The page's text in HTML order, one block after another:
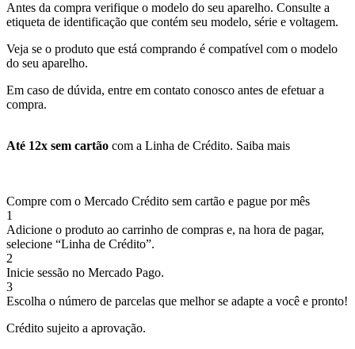
Antes da compra verifique o modelo do seu aparelho. Consulte a
etiqueta de identificação que contém seu modelo, série e voltagem.
Veja se o produto que está comprando é compatível com o modelo
do seu aparelho.
Em caso de dúvida, entre em contato conosco antes de efetuar a
compra.
Até 12x sem cartão com a Linha de Crédito. Saiba mais
Compre com o Mercado Crédito sem cartão e pague por mês
1
Adicione o produto ao carrinho de compras e, na hora de pagar,
selecione “Linha de Crédito”.
2
Inicie sessão no Mercado Pago.
3
Escolha o número de parcelas que melhor se adapte a você e pronto!
Crédito sujeito a aprovação.